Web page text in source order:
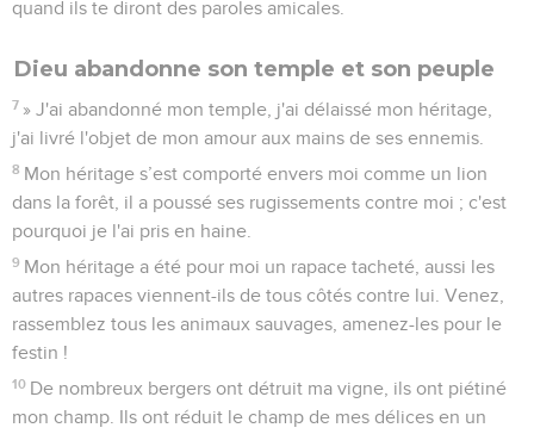
quand ils te diront des paroles amicales.
Dieu abandonne son temple et son peuple
7 » J'ai abandonné mon temple, j'ai délaissé mon héritage,
j'ai livré l'objet de mon amour aux mains de ses ennemis.
8 Mon héritage s’est comporté envers moi comme un lion
dans la forêt, il a poussé ses rugissements contre moi ; c'est
pourquoi je l'ai pris en haine.
9 Mon héritage a été pour moi un rapace tacheté, aussi les
autres rapaces viennent-ils de tous côtés contre lui. Venez,
rassemblez tous les animaux sauvages, amenez-les pour le
festin !
10 De nombreux bergers ont détruit ma vigne, ils ont piétiné
mon champ. Ils ont réduit le champ de mes délices en un